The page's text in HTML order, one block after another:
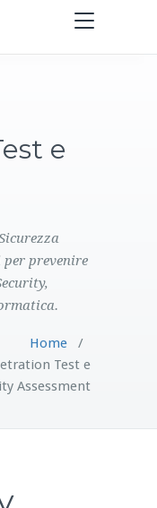
Toggle
navigation
e
prevenire
Home/
Test e
Assessment